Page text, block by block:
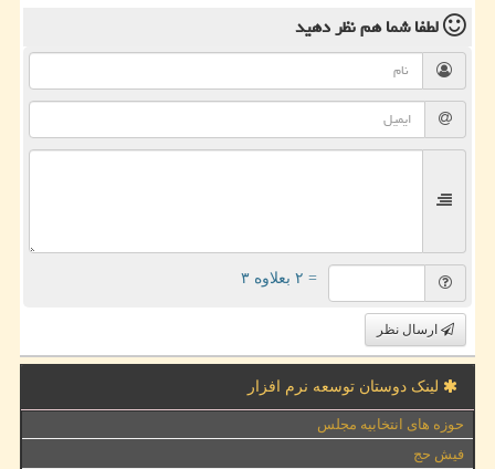
لطفا شما همنظر دهید
= ۲ بعلاوه ۳
ارسال نظر
لینک دوستان توسعه نرم افزار
حوزه های انتخابیه مجلس
فیش حج